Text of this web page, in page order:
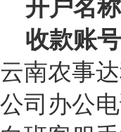
开户名称
收款账号
云南农事
公司办公